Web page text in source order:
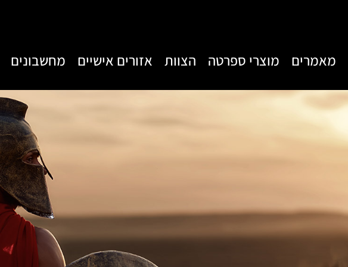
מאמרים מוצרי ספרטה הצוות אזורים אישיים
מחשבונים